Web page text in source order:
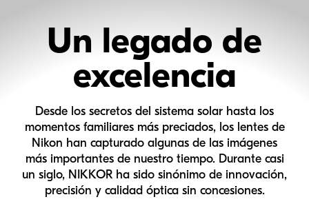
Un legado de
excelencia
Desde los secretos del sistema solar hasta los
momentos familiares más preciados, los lentes de
Nikon han capturado algunas de las imágenes
más importantes de nuestro tiempo. Durante casi
un siglo, NIKKOR ha sido sinónimo de innovación,
precisión y calidad óptica sin concesiones.